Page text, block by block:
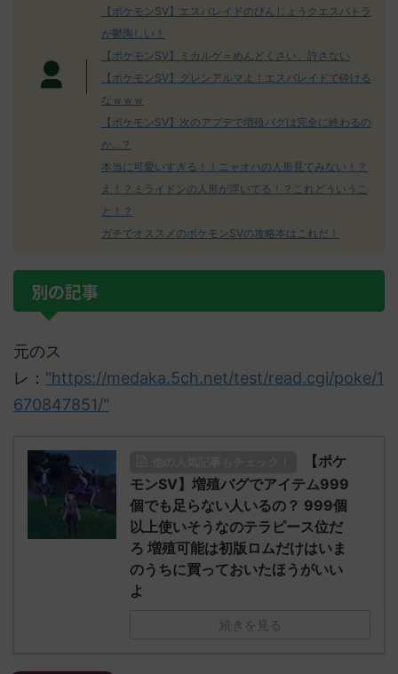
【ポケモンSV】エスバレイドのびんじょうクエスパトラ
が鬱陶しい！
【ポケモンSV】ミカルゲ＝めんどくさい、許さない
【ポケモンSV】グレンアルマよ！エスバレイドで砕ける
なｗｗｗ
【ポケモンSV】次のアプデで増殖バグは完全に終わるの
か…？
本当に可愛いすぎる！！ニャオハの人形見てみない！？
え！？ミライドンの人形が浮いてる！？これどういうこ
と！？
ガチでオススメのポケモンSVの攻略本はこれだ！
別の記事
元のス
レ： "https://medaka.5ch.net/test/read.cgi/poke/1
670847851/"
【ポケ
モンSV】増殖バグでアイテム999
個でも足らない人いるの？ 999個
以上使いそうなのテラピース位だ
ろ 増殖可能は初版ロムだけはいま
のうちに買っておいたほうがいい
よ
続きを見る